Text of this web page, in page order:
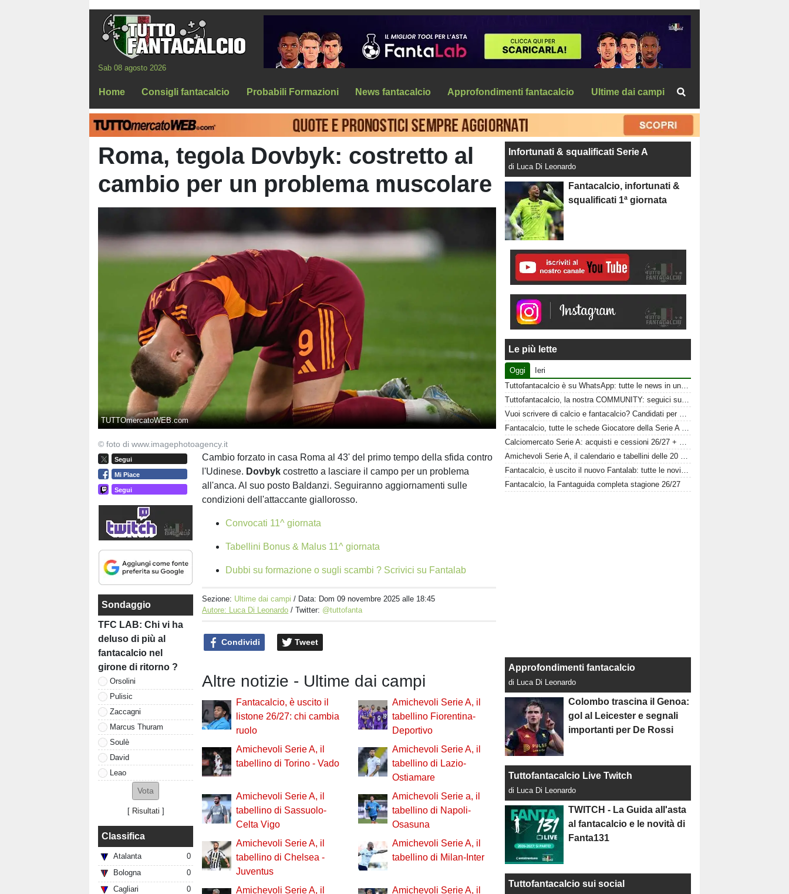
Sab 08 agosto 2026
Home Consigli fantacalcio Probabili Formazioni News fantacalcio Approfondimenti fantacalcio Ultime dai campi
Roma, tegola Dovbyk: costretto al
cambio per un problema muscolare
TUTTOmercatoWEB.com
© foto di www.imagephotoagency.it
Segui
Mi Piace
Segui
Sondaggio
TFC LAB: Chi vi ha
deluso di più al
fantacalcio nel
girone di ritorno ?
Orsolini
Pulisic
Zaccagni
Marcus Thuram
Soulè
David
Leao
[ Risultati ]
Classifica
Atalanta
0
Bologna
0
Cagliari
0
Cambio forzato in casa Roma al 43' del primo tempo della sfida contro
l'Udinese. Dovbyk costretto a lasciare il campo per un problema
all'anca. Al suo posto Baldanzi. Seguiranno aggiornamenti sulle
condizioni dell'attaccante giallorosso.
Convocati 11^ giornata
Tabellini Bonus & Malus 11^ giornata
Dubbi su formazione o sugli scambi ? Scrivici su Fantalab
Sezione: Ultime dai campi / Data: Dom 09 novembre 2025 alle 18:45
Autore: Luca Di Leonardo / Twitter: @tuttofanta
Condividi Tweet
Altre notizie - Ultime dai campi
Fantacalcio, è uscito il
listone 26/27: chi cambia
ruolo
Amichevoli Serie A, il
tabellino Fiorentina-
Deportivo
Amichevoli Serie A, il
tabellino di Torino - Vado
Amichevoli Serie A, il
tabellino di Lazio-
Ostiamare
Amichevoli Serie A, il
tabellino di Sassuolo-
Celta Vigo
Amichevoli Serie a, il
tabellino di Napoli-
Osasuna
Amichevoli Serie A, il
tabellino di Chelsea -
Juventus
Amichevoli Serie A, il
tabellino di Milan-Inter
Amichevoli Serie A, il
Amichevoli Serie A, il
Infortunati & squalificati Serie A
di Luca Di Leonardo
Fantacalcio, infortunati &
squalificati 1ª giornata
Le più lette
Oggi
Ieri
Tuttofantacalcio è su WhatsApp: tutte le news in un click
Tuttofantacalcio, la nostra COMMUNITY: seguici sui nostri canali social
Vuoi scrivere di calcio e fantacalcio? Candidati per Tuttofantacalcio
Fantacalcio, tutte le schede Giocatore della Serie A 26-27
Calciomercato Serie A: acquisti e cessioni 26/27 + schede al fantacalcio
Amichevoli Serie A, il calendario e tabellini delle 20 squadre
Fantacalcio, è uscito il nuovo Fantalab: tutte le novità 2026-2027
Fantacalcio, la Fantaguida completa stagione 26/27
Approfondimenti fantacalcio
di Luca Di Leonardo
Colombo trascina il Genoa:
gol al Leicester e segnali
importanti per De Rossi
Tuttofantacalcio Live Twitch
di Luca Di Leonardo
TWITCH - La Guida all'asta
al fantacalcio e le novità di
Fanta131
Tuttofantacalcio sui social